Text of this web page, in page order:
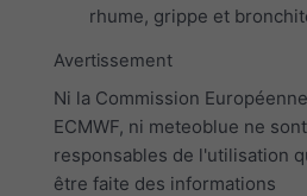
rhume, grippe et
Avertissement
Ni la Commission
ECMWF, ni meteoblue ne sont
responsables de l'utilisation
être faite des informations